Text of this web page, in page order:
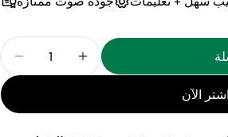
– قالب تسجيل وإعداد صوتي مسبق
وإعداد صوتي مسبق
اشتر الآن